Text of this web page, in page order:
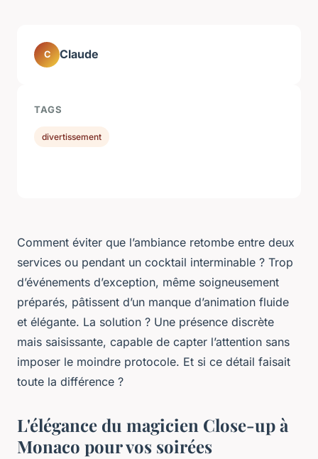
Comment éviter que l’ambiance retombe entre deux
services ou pendant un cocktail interminable ? Trop
d’événements d’exception, même soigneusement
préparés, pâtissent d’un manque d’animation fluide
et élégante. La solution ? Une présence discrète
mais saisissante, capable de capter l’attention sans
imposer le moindre protocole. Et si ce détail faisait
toute la différence ?
L'élégance du magicien Close-up à
Monaco pour vos soirées
C Claude
TAGS
divertissement